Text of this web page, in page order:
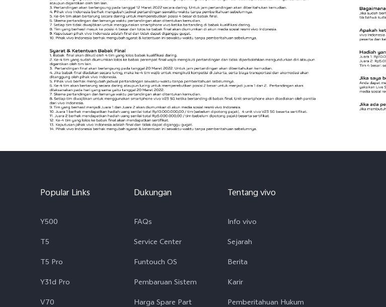
Popular Links
Y500
T5
T5 Pro
Y31d Pro
V70
Dukungan
FAQs
Service Center
Funtouch OS
Pembaruan Sistem
Harga Spare Part
Tentang vivo
Info vivo
Sejarah
Berita
Karir
Pemberitahuan Hukum